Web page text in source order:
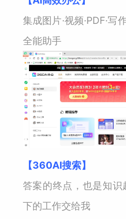
集成图片·视频·PDF·写
全能助手
【360AI搜索】
答案的终点，也是知
下的工作交给我